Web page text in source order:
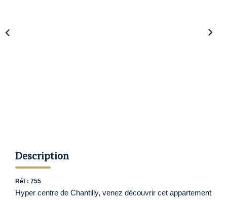
Description
Réf : 755
Hyper centre de Chantilly, venez découvrir cet appartement